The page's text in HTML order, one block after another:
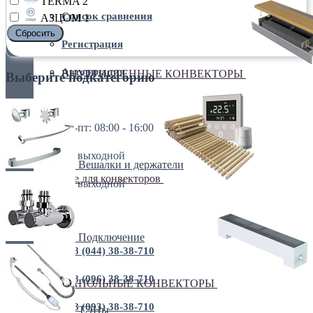
Список сравнения
Регистрация
Авторизация
пн-пт: 08:00 - 16:00
сб: выходной
вс: выходной
+38 (044) 38-38-710
+38 (044) 38-38-710
+38 (096) 38-38-710
+38 (093) 38-38-710
ВНУТРИСТЕННЫЕ КОНВЕКТОРЫ
Все для конвекторов
НАПОЛЬНЫЕ КОНВЕКТОРЫ
АЗЦОМ 1
Сбросить
Выберите подкатегорию
Вешалки и держатели
Подключение
ТЭНы